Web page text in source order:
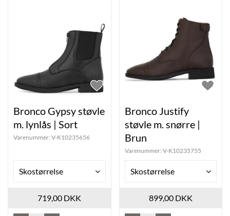
Bronco Gypsy støvle
m. lynlås | Sort
Varenummer: V-K10235656
Skostørrelse
719,00 DKK
Bronco Justify
støvle m. snørre |
Brun
Varenummer: V-K10235755
Skostørrelse
899,00 DKK